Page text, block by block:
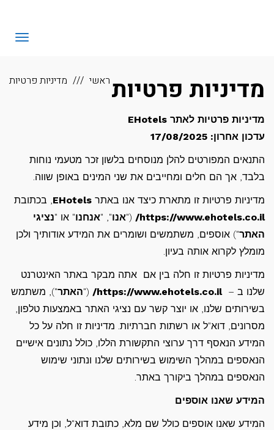
ראשי מדיניות פרטיות מדיניות פרטיות
מדיניות פרטיות לאתר EHotels
עדכון אחרון: 17/08/2025
התנאים המפורטים להלן מנוסחים בלשון זכר מטעמי נוחות
בלבד, אך הם חלים ומחייבים את שני המינים באופן שווה.
מדיניות פרטיות זו מתארת כיצד אנו באתר EHotels, בכתובת
https://www.ehotels.co.il/
("אנו", "אנחנו" או "נציגי
האתר") אוספים, משתמשים ושומרים את המידע אודותיך ולכן
מומלץ לקרוא אותה בעיון.
מדיניות פרטיות זו חלה בין אם אתה מבקר באתר האינטרנט
שלנו ב –https://www.ehotels.co.il/
("האתר"), משתמש
בשירותים שלנו, או יוצר קשר עם נציגי האתר באמצעות טלפון,
מסרונים, דוא"ל או רשתות חברתיות. מדיניות זו חלה על כל
המידע הנאסף דרך ערוצי התקשורת הללו, כולל נתונים אישיים
הנאספים במהלך השימוש בשירותים שלנו ונתוני שימוש
הנאספים במהלך ביקורך באתר.
המידע שאנו אוספים
המידע שאנו אוספים כולל שם מלא, כתובת דוא"ל, וכן מידע